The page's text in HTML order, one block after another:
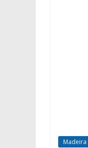
Madeira